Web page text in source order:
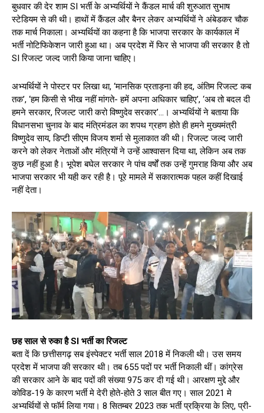
बुधवार की देर शाम SI भर्ती के अभ्यर्थियों ने कैंडल मार्च की शुरुआत सुभाष
स्टेडियम से की थी। हाथों में कैंडल और बैनर लेकर अभ्यर्थियों ने अंबेडकर चौक
तक मार्च निकाला। अभ्यर्थियों का कहना है कि भाजपा सरकार के कार्यकाल में
भर्ती नोटिफिकेशन जारी हुआ था। अब प्रदेश में फिर से भाजपा की सरकार है तो
SI रिजल्ट जल्द जारी किया जाना चाहिए।
अभ्यर्थियों ने पोस्टर पर लिखा था, ‘मानसिक प्रताड़ना की हद, अंतिम रिजल्ट कब
तक’, ‘हम किसी से भीख नहीं मांगते- हमें अपना अधिकार चाहिए’, ‘अब तो बदल दी
हमने सरकार, रिजल्ट जारी करो विष्णुदेव सरकार’…। अभ्यर्थियों ने बताया कि
विधानसभा चुनाव के बाद मंत्रिमंडल का शपथ ग्रहण होते ही हमने मुख्यमंत्री
विष्णुदेव साय, डिप्टी सीएम विजय शर्मा से मुलाकात की थी। रिजल्ट जल्द जारी
करने को लेकर नेताओं और मंत्रियों ने उन्हें आश्वासन दिया था, लेकिन अब तक
कुछ नहीं हुआ है। भूपेश बघेल सरकार ने पांच वर्षों तक उन्हें गुमराह किया और अब
भाजपा सरकार भी यही कर रही है। पूरे मामले में सकारात्मक पहल कहीं दिखाई
नहीं देता।
छह साल से रुका है SI भर्ती का रिजल्ट
बता दें कि छत्तीसगढ़ सब इंस्पेक्टर भर्ती साल 2018 में निकली थी। उस समय
प्रदेश में भाजपा की सरकार थी। तब 655 पदों पर भर्ती निकाली थीं। कांग्रेस
की सरकार आने के बाद पदों की संख्या 975 कर दी गई थी। आरक्षण मुद्दे और
कोविड-19 के कारण भर्ती मे देरी होते-होते 3 साल बीत गए। साल 2021 मे
अभ्यर्थियों से फॉर्म लिया गया। 8 सितम्बर 2023 तक भर्ती प्रक्रिया के लिए, प्री-